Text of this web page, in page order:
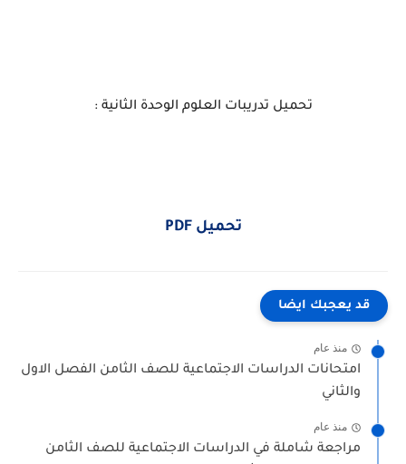
تحميل تدريبات العلوم الوحدة الثانية :
تحميل PDF
قد يعجبك ايضا
منذ عام
امتحانات الدراسات الاجتماعية للصف الثامن الفصل الاول
والثاني
منذ عام
مراجعة شاملة في الدراسات الاجتماعية للصف الثامن